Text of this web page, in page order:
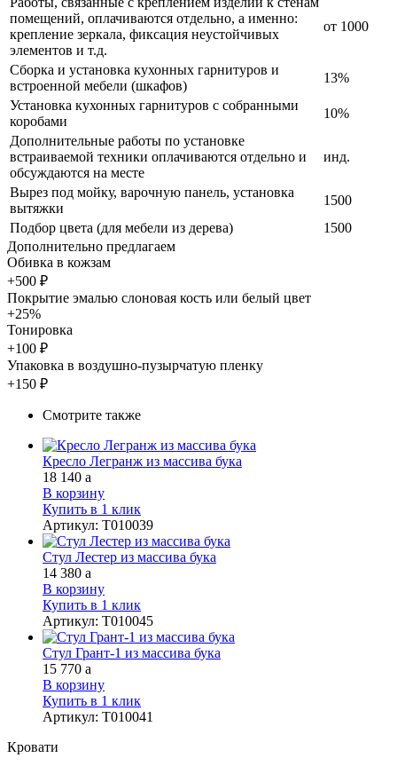
помещений, оплачиваются отдельно, а именно:
крепление зеркала, фиксация неустойчивых
элементов и т.д.
от 1000
Сборка и установка кухонных гарнитуров и
встроенной мебели (шкафов)
13%
Установка кухонных гарнитуров с собранными
коробами
10%
Дополнительные работы по установке
встраиваемой техники оплачиваются отдельно и
обсуждаются на месте
инд.
Вырез под мойку, варочную панель, установка
вытяжки
1500
Подбор цвета (для мебели из дерева)
1500
Дополнительно предлагаем
Обивка в кожзам
+500 ₽
Покрытие эмалью слоновая кость или белый цвет
+25%
Тонировка
+100 ₽
Упаковка в воздушно-пузырчатую пленку
+150 ₽
Смотрите также
Кресло Легранж из массива бука
18 140 a
В корзину
Купить в 1 клик
Артикул: Т010039
Стул Лестер из массива бука
14 380 a
В корзину
Купить в 1 клик
Артикул: Т010045
Стул Грант-1 из массива бука
15 770 a
В корзину
Купить в 1 клик
Артикул: Т010041
Кровати